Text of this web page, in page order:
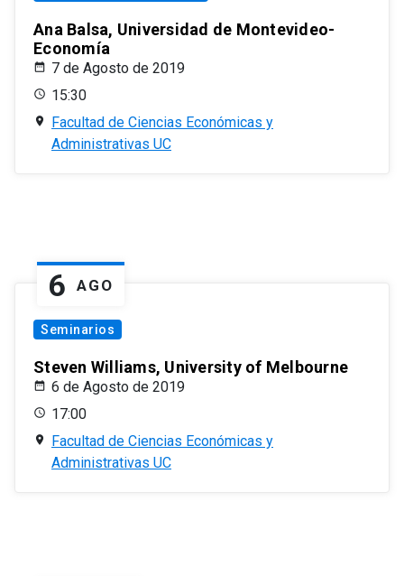
Ana Balsa, Universidad de Montevideo-
Economía
7 de Agosto de 2019
15:30
Facultad de Ciencias Económicas y
Administrativas UC
6 AGO
Seminarios
Steven Williams, University of Melbourne
6 de Agosto de 2019
17:00
Facultad de Ciencias Económicas y
Administrativas UC